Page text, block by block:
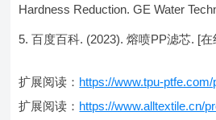
Hardness Reduction. GE Water
百度百科. (2023). 熔喷PP滤芯. [在
扩展阅读： https://www.tpu-
扩展阅读： https://www.alltextile.cn/